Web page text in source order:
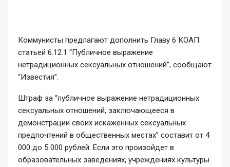
Коммунисты предлагают дополнить Главу 6 КОАП
статьей 6.12.1 “Публичное выражение
нетрадиционных сексуальных отношений”, сообщают
“Известия”.
Штраф за “публичное выражение нетрадиционных
сексуальных отношений, заключающееся в
демонстрации своих искаженных сексуальных
предпочтений в общественных местах” составит от 4
000 до 5 000 рублей. Если это произойдет в
образовательных заведениях, учреждениях культуры